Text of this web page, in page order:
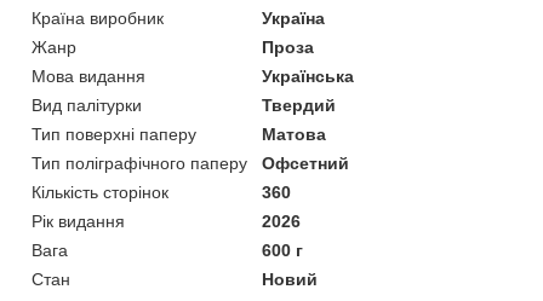
Країна виробник
Україна
Жанр
Проза
Мова видання
Українська
Вид палітурки
Твердий
Тип поверхні паперу
Матова
Тип поліграфічного паперу
Офсетний
Кількість сторінок
360
Рік видання
2026
Вага
600 г
Стан
Новий